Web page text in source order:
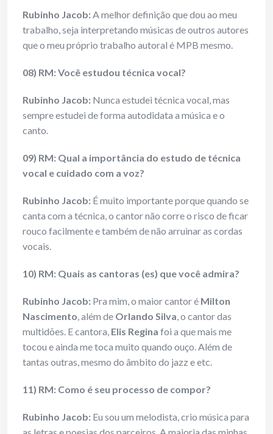
Rubinho Jacob:A melhor definição que dou ao meu
trabalho, seja interpretando músicas de outros autores
que o meu próprio trabalho autoral é MPB mesmo.
08) RM: Você estudou técnica vocal?
Rubinho Jacob: Nunca estudei técnica vocal, mas
sempre estudei de forma autodidata a música e o
canto.
09) RM: Qual a importância do estudo de técnica
vocal e cuidado com a voz?
Rubinho Jacob: É muito importante porque quando se
canta com a técnica, o cantor não corre o risco de ficar
rouco facilmente e também de não arruinar as cordas
vocais.
10) RM: Quais as cantoras (es) que você admira?
Rubinho Jacob: Pra mim, o maior cantor é Milton
Nascimento, além de Orlando Silva, o cantor das
multidões. E cantora, Elis Regina foi a que mais me
tocou e ainda me toca muito quando ouço. Além de
tantas outras, mesmo do âmbito do jazz e etc.
11) RM: Como é seu processo de compor?
Rubinho Jacob: Eu sou um melodista, crio música para